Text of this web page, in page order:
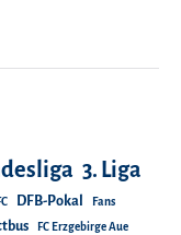
3. Liga
DFB-Pokal Fans
FC Erzgebirge Aue